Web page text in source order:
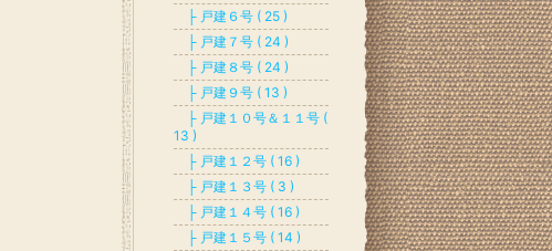
├ 戸建６号 ( 25 )
├ 戸建７号 ( 24 )
├ 戸建８号 ( 24 )
├ 戸建９号 ( 13 )
├ 戸建１０号＆１１号 (
13 )
├ 戸建１２号 ( 16 )
├ 戸建１３号 ( 3 )
├ 戸建１４号 ( 16 )
├ 戸建１５号 ( 14 )